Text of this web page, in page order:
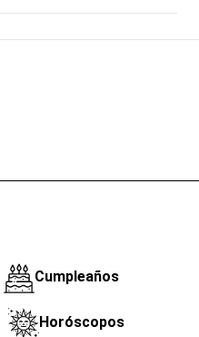
Cumpleaños
Horóscopos